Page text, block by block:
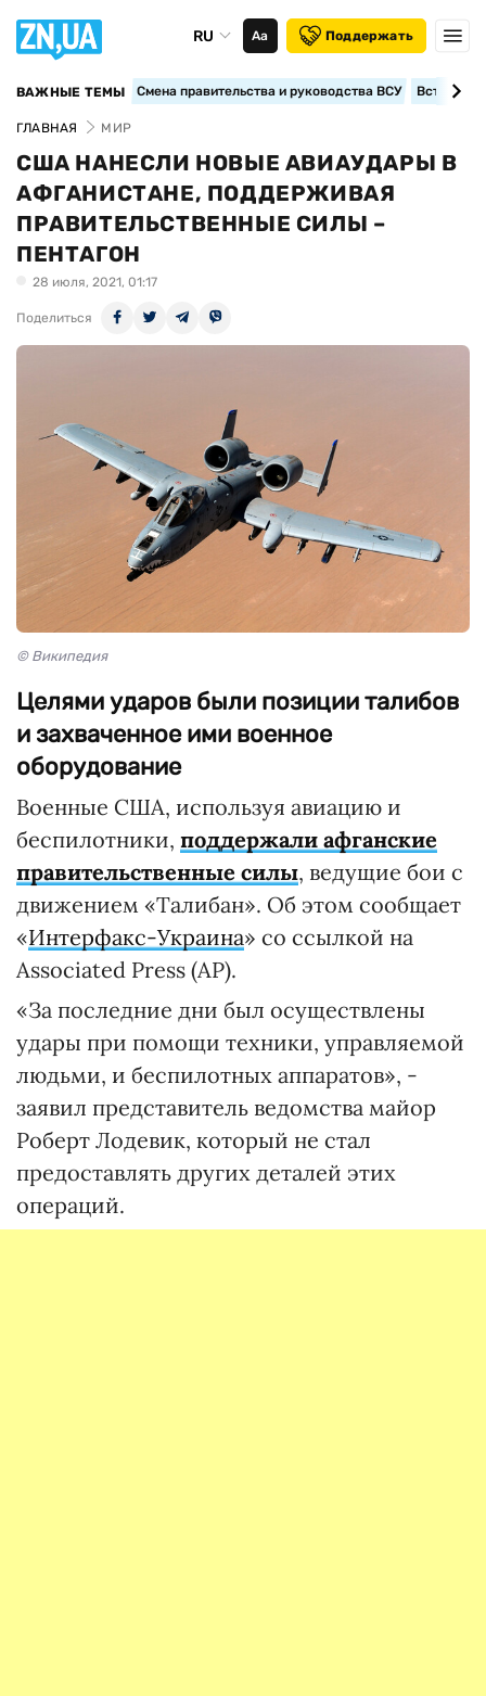
RU Аа Поддержать
ВАЖНЫЕ ТЕМЫ Смена правительства и руководства ВСУ
ГЛАВНАЯ МИР
США НАНЕСЛИ НОВЫЕ АВИАУДАРЫ В
АФГАНИСТАНЕ, ПОДДЕРЖИВАЯ
ПРАВИТЕЛЬСТВЕННЫЕ СИЛЫ –
ПЕНТАГОН
28 июля, 2021, 01:17
Поделиться
© Википедия
Целями ударов были позиции талибов
и захваченное ими военное
оборудование
Военные США, используя авиацию и
беспилотники, поддержали афганские
правительственные силы, ведущие бои с
движением «Талибан». Об этом сообщает
«Интерфакс-Украина» со ссылкой на
Associated Press (AP).
«За последние дни был осуществлены
удары при помощи техники, управляемой
людьми, и беспилотных аппаратов», -
заявил представитель ведомства майор
Роберт Лодевик, который не стал
предоставлять других деталей этих
операций.